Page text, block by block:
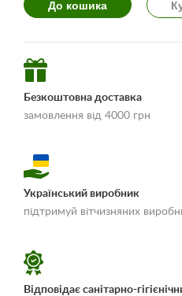
До кошика
Безкоштовна доставка
замовлення від 4000 грн
«Умови
Український виробник
підтримуй вітчизняних
Відповідає санітарно-